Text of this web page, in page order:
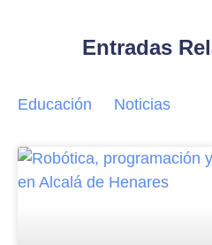
Entradas
Educación Noticias